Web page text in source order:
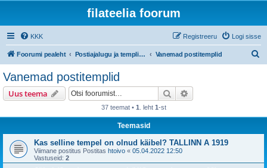
filateelia foorum
KKK Logi sisse
Registreeru
Foorumi pealeht Postiajalugu ja templijäljendite kogumine Vanemad postitemplid
Vanemad postitemplid
Uus teema Otsi
37 teemat • 1 . leht 1-st
Teemasid
Kas selline tempel on olnud käibel? TALLINN A 1919
Viimane postitus Postitas htoivo « 05.04.2022 12:50
Vastuseid: 2